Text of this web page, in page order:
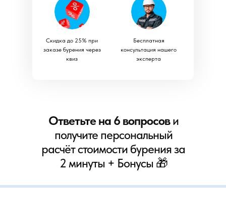
Скидка до 25% при
заказе бурения через
квиз
Бесплатная
консультация нашего
эксперта
Ответьте на 6 вопросови
получите персональный
расчёт стоимости бурения за
2 минуты + Бонусы 🎁